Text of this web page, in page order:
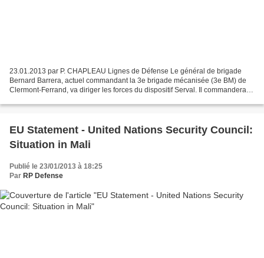
23.01.2013 par P. CHAPLEAU Lignes de Défense Le général de brigade
Bernard Barrera, actuel commandant la 3e brigade mécanisée (3e BM) de
Clermont-Ferrand, va diriger les forces du dispositif Serval. Il commandera
EU Statement - United Nations Security Council:
Situation in Mali
Publié le 23/01/2013 à 18:25
Par RP Defense